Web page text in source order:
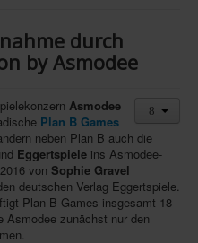
durch
by Asmodee
Asmodee
Plan B Games
neben Plan B auch die
Eggertspiele ins Asmodee-
von Sophie Gravel
deutschen Verlag Eggertspiele.
Plan B Games insgesamt 18
Asmodee zunächst nur den